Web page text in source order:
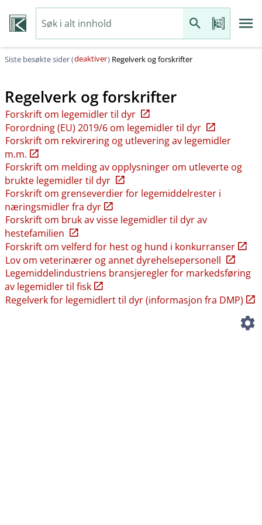
Siste besøkte sider (deaktiver) Regelverk og forskrifter
Regelverk og forskrifter
Forskrift om legemidler til dyr
Forordning (EU) 2019/6 om legemidler til dyr
Forskrift om rekvirering og utlevering av legemidler
m.m.
Forskrift om melding av opplysninger om utleverte og
brukte legemidler til dyr
Forskrift om grenseverdier for legemiddelrester i
næringsmidler fra dyr
Forskrift om bruk av visse legemidler til dyr av
hestefamilien
Forskrift om velferd for hest og hund i konkurranser
Lov om veterinærer og annet dyrehelsepersonell
Legemiddelindustriens bransjeregler for markedsføring
av legemidler til fisk
Regelverk for legemidlert til dyr (informasjon fra DMP)